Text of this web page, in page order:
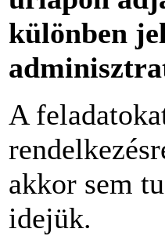
különben
A
akkor sem
idejük.